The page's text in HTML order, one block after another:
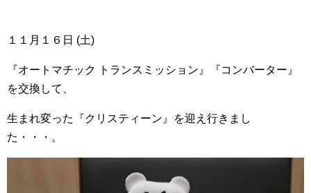
１１月１６日 (土)
『オートマチック トランスミッション』『コンバーター』
を交換して、
生まれ変った『クリスティーン』を迎え行きまし
た・・・。